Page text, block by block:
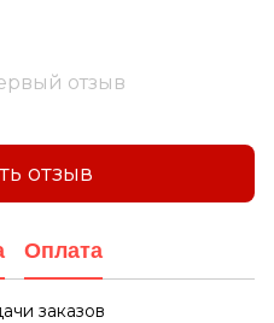
отзыв
отзыв
Оплата
заказов